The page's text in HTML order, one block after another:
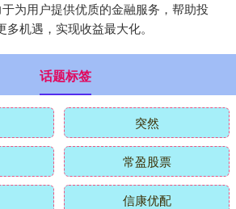
为用户提供优质的金融服务，帮助投
机遇，实现收益最大化。
话题标签
突然
常盈股票
信康优配